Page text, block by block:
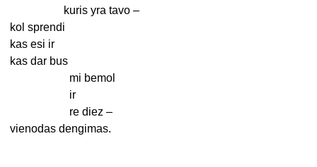
kuris yra tavo –
kol sprendi
kas esi ir
kas dar bus
mi bemol
ir
re diez –
vienodas dengimas.